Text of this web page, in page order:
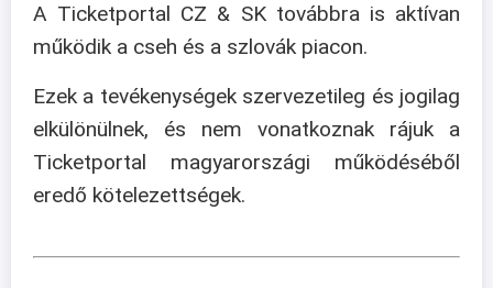
A Ticketportal CZ & SK továbbra is aktívan
működik a cseh és a szlovák piacon.
Ezek a tevékenységek szervezetileg és jogilag
elkülönülnek, és nem vonatkoznak rájuk a
Ticketportal magyarországi működéséből
eredő kötelezettségek.